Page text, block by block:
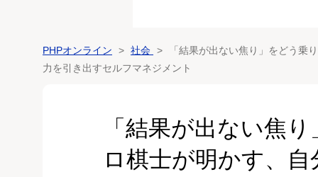
PHPオンライン 社会
「結果が出ない焦り」をどう
力を引き出すセルフマネジメント
「結果が出ない焦
ロ棋士が明かす、